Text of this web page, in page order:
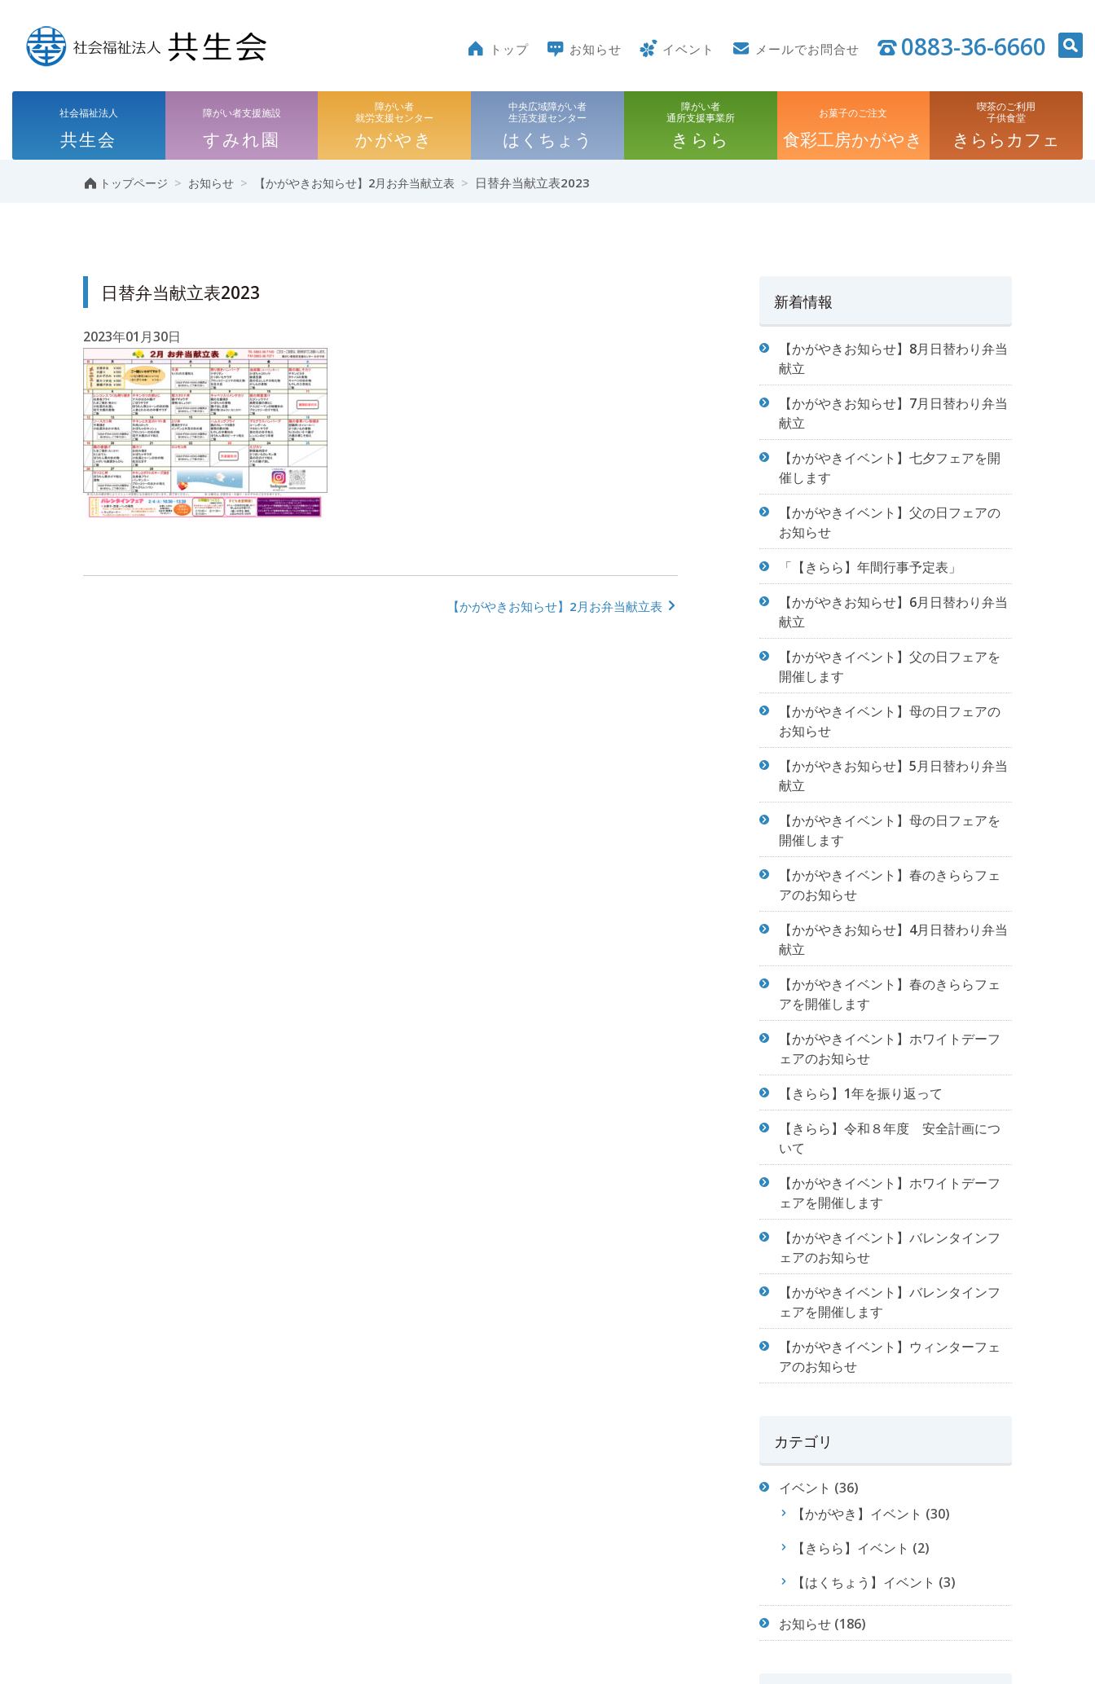
トップ お知らせ イベント メールでお問合せ 0883-36-6660
社会福祉法人
共生会
障がい者支援施設
すみれ園
障がい者
就労支援センター
かがやき
中央広域障がい者
生活支援センター
はくちょう
障がい者
通所支援事業所
きらら
お菓子のご注文
食彩工房かがやき
喫茶のご利用
子供食堂
きららカフェ
トップページ > お知らせ > 【かがやきお知らせ】2月お弁当献立表 > 日替弁当献立表2023
日替弁当献立表2023
2023年01月30日
【かがやきお知らせ】2月お弁当献立表
新着情報
【かがやきお知らせ】8月日替わり弁当
献立
【かがやきお知らせ】7月日替わり弁当
献立
【かがやきイベント】七夕フェアを開
催します
【かがやきイベント】父の日フェアの
お知らせ
「【きらら】年間行事予定表」
【かがやきお知らせ】6月日替わり弁当
献立
【かがやきイベント】父の日フェアを
開催します
【かがやきイベント】母の日フェアの
お知らせ
【かがやきお知らせ】5月日替わり弁当
献立
【かがやきイベント】母の日フェアを
開催します
【かがやきイベント】春のきららフェ
アのお知らせ
【かがやきお知らせ】4月日替わり弁当
献立
【かがやきイベント】春のきららフェ
アを開催します
【かがやきイベント】ホワイトデーフ
ェアのお知らせ
【きらら】1年を振り返って
【きらら】令和８年度 安全計画につ
いて
【かがやきイベント】ホワイトデーフ
ェアを開催します
【かがやきイベント】バレンタインフ
ェアのお知らせ
【かがやきイベント】バレンタインフ
ェアを開催します
【かがやきイベント】ウィンターフェ
アのお知らせ
カテゴリ
イベント (36)
【かがやき】イベント (30)
【きらら】イベント (2)
【はくちょう】イベント (3)
お知らせ (186)